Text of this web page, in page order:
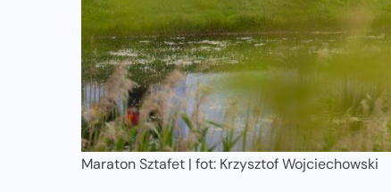
Maraton Sztafet | fot: Krzysztof Wojciechowski